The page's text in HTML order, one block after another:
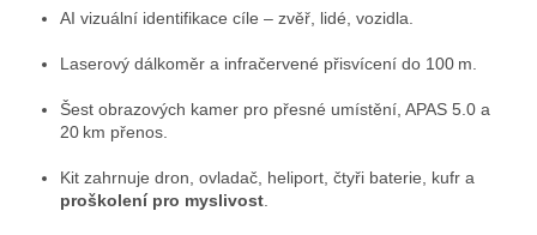
AI vizuální identifikace cíle – zvěř, lidé, vozidla.
Laserový dálkoměr a infračervené přisvícení do 100 m.
Šest obrazových kamer pro přesné umístění, APAS 5.0 a
20 km přenos.
Kit zahrnuje dron, ovladač, heliport, čtyři baterie, kufr a
proškolení pro myslivost.